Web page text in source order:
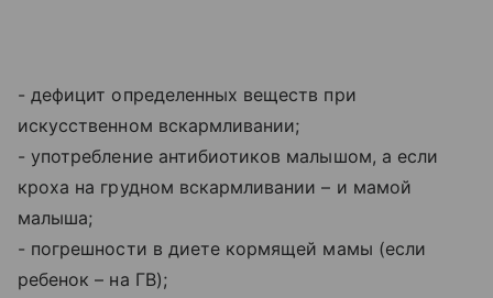
- дефицит определенных веществ при
искусственном вскармливании;
- употребление антибиотиков малышом, а если
кроха на грудном вскармливании – и мамой
малыша;
- погрешности в диете кормящей мамы (если
ребенок – на ГВ);